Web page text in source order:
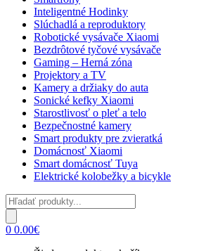
Inteligentné Hodinky
Slúchadlá a reproduktory
Robotické vysávače Xiaomi
Bezdrôtové tyčové vysávače
Gaming – Herná zóna
Projektory a TV
Kamery a držiaky do auta
Sonické kefky Xiaomi
Starostlivosť o pleť a telo
Bezpečnostné kamery
Smart produkty pre zvieratká
Domácnosť Xiaomi
Smart domácnosť Tuya
Elektrické kolobežky a bicykle
Products
search
0 0.00€